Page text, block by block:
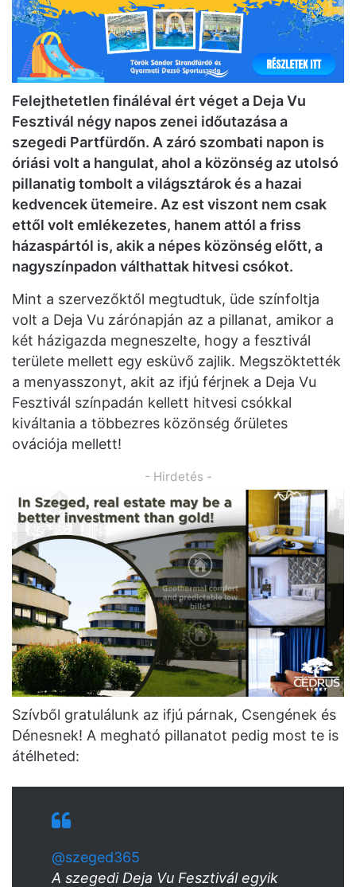
Felejthetetlen fináléval ért véget a Deja Vu
Fesztivál négy napos zenei időutazása a
szegedi Partfürdőn. A záró szombati napon is
óriási volt a hangulat, ahol a közönség az utolsó
pillanatig tombolt a világsztárok és a hazai
kedvencek ütemeire. Az est viszont nem csak
ettől volt emlékezetes, hanem attól a friss
házaspártól is, akik a népes közönség előtt, a
nagyszínpadon válthattak hitvesi csókot.
Mint a szervezőktől megtudtuk, üde színfoltja
volt a Deja Vu zárónapján az a pillanat, amikor a
két házigazda megneszelte, hogy a fesztivál
területe mellett egy esküvő zajlik. Megszöktették
a menyasszonyt, akit az ifjú férjnek a Deja Vu
Fesztivál színpadán kellett hitvesi csókkal
kiváltania a többezres közönség őrületes
ovációja mellett!
- Hirdetés -
Szívből gratulálunk az ifjú párnak, Csengének és
Dénesnek! A megható pillanatot pedig most te is
átélheted:
@szeged365
A szegedi Deja Vu Fesztivál egyik